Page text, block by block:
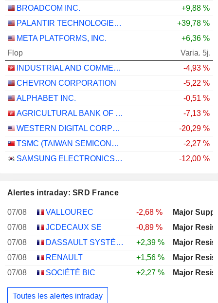
BROADCOM INC.
+9,88 %
PALANTIR TECHNOLOGIES INC.
+39,78 %
META PLATFORMS, INC.
+6,36 %
Flop
Varia. 5j.
INDUSTRIAL AND COMMERCIAL BANK OF CHINA LIMITED
-4,93 %
CHEVRON CORPORATION
-5,22 %
ALPHABET INC.
-0,51 %
AGRICULTURAL BANK OF CHINA LIMITED
-7,13 %
WESTERN DIGITAL CORPORATION
-20,29 %
TSMC (TAIWAN SEMICONDUCTOR MANUFACTURING COMPANY)
-2,27 %
SAMSUNG ELECTRONICS CO., LTD.
-12,00 %
Alertes intraday: SRD France
07/08 VALLOUREC -2,68 %
Major
07/08
JCDECAUX SE -0,89 %
Major
07/08
DASSAULT SYSTÈMES SE +2,39 %
Major
07/08
RENAULT +1,56 %
Major
07/08
SOCIÉTÉ BIC +2,27 % Major
Toutes les alertes intraday